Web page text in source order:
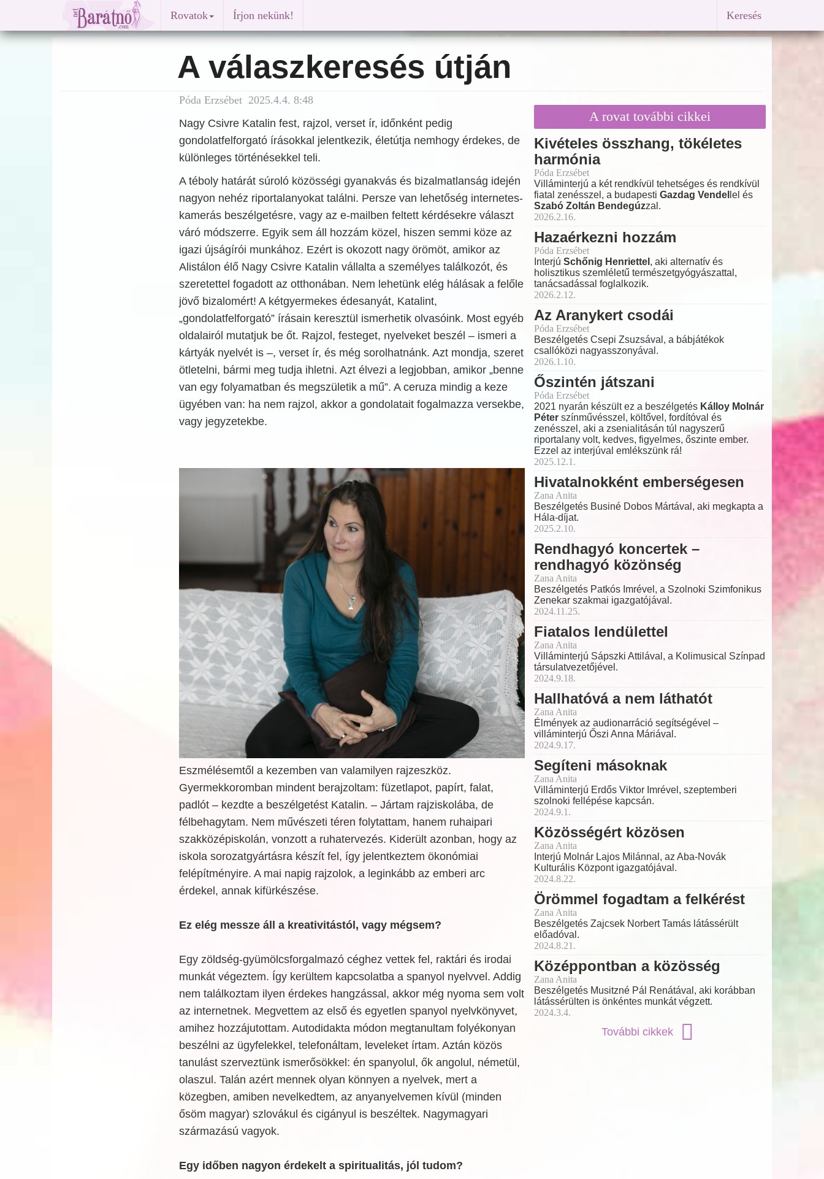
Rovatok Írjon nekünk! Keresés
A válaszkeresés útján
Póda Erzsébet 2025.4.4. 8:48
Nagy Csivre Katalin fest, rajzol, verset ír, időnként pedig
gondolatfelforgató írásokkal jelentkezik, életútja nemhogy érdekes, de
különleges történésekkel teli.
A téboly határát súroló közösségi gyanakvás és bizalmatlanság idején
nagyon nehéz riportalanyokat találni. Persze van lehetőség internetes-
kamerás beszélgetésre, vagy az e-mailben feltett kérdésekre választ
váró módszerre. Egyik sem áll hozzám közel, hiszen semmi köze az
igazi újságírói munkához. Ezért is okozott nagy örömöt, amikor az
Alistálon élő Nagy Csivre Katalin vállalta a személyes találkozót, és
szeretettel fogadott az otthonában. Nem lehetünk elég hálásak a felőle
jövő bizalomért! A kétgyermekes édesanyát, Katalint,
„gondolatfelforgató” írásain keresztül ismerhetik olvasóink. Most egyéb
oldalairól mutatjuk be őt. Rajzol, festeget, nyelveket beszél – ismeri a
kártyák nyelvét is –, verset ír, és még sorolhatnánk. Azt mondja, szeret
ötletelni, bármi meg tudja ihletni. Azt élvezi a legjobban, amikor „benne
van egy folyamatban és megszületik a mű”. A ceruza mindig a keze
ügyében van: ha nem rajzol, akkor a gondolatait fogalmazza versekbe,
vagy jegyzetekbe.
Eszmélésemtől a kezemben van valamilyen rajzeszköz.
Gyermekkoromban mindent berajzoltam: füzetlapot, papírt, falat,
padlót – kezdte a beszélgetést Katalin. – Jártam rajziskolába, de
félbehagytam. Nem művészeti téren folytattam, hanem ruhaipari
szakközépiskolán, vonzott a ruhatervezés. Kiderült azonban, hogy az
iskola sorozatgyártásra készít fel, így jelentkeztem ökonómiai
felépítményire. A mai napig rajzolok, a leginkább az emberi arc
érdekel, annak kifürkészése.
Ez elég messze áll a kreativitástól, vagy mégsem?
Egy zöldség-gyümölcsforgalmazó céghez vettek fel, raktári és irodai
munkát végeztem. Így kerültem kapcsolatba a spanyol nyelvvel. Addig
nem találkoztam ilyen érdekes hangzással, akkor még nyoma sem volt
az internetnek. Megvettem az első és egyetlen spanyol nyelvkönyvet,
amihez hozzájutottam. Autodidakta módon megtanultam folyékonyan
beszélni az ügyfelekkel, telefonáltam, leveleket írtam. Aztán közös
tanulást szerveztünk ismerősökkel: én spanyolul, ők angolul, németül,
olaszul. Talán azért mennek olyan könnyen a nyelvek, mert a
közegben, amiben nevelkedtem, az anyanyelvemen kívül (minden
ősöm magyar) szlovákul és cigányul is beszéltek. Nagymagyari
származású vagyok.
Egy időben nagyon érdekelt a spiritualitás, jól tudom?
A rovat további cikkei
Kivételes összhang, tökéletes
harmónia
Póda Erzsébet
Villáminterjú a két rendkívül tehetséges és rendkívül
fiatal zenésszel, a budapesti Gazdag Vendel lel és
Szabó Zoltán Bendegúzzal.
2026.2.16.
Hazaérkezni hozzám
Póda Erzsébet
Interjú Schőnig Henriettel , aki alternatív és
holisztikus szemléletű természetgyógyászattal,
tanácsadással foglalkozik.
2026.2.12.
Az Aranykert csodái
Póda Erzsébet
Beszélgetés Csepi Zsuzsával, a bábjátékok
csallóközi nagyasszonyával.
2026.1.10.
Őszintén játszani
Póda Erzsébet
2021 nyarán készült ez a beszélgetés Kálloy Molnár
Péter színművésszel, költővel, fordítóval és
zenésszel, aki a zsenialitásán túl nagyszerű
riportalany volt, kedves, figyelmes, őszinte ember.
Ezzel az interjúval emlékszünk rá!
2025.12.1.
Hivatalnokként emberségesen
Zana Anita
Beszélgetés Businé Dobos Mártával, aki megkapta a
Hála-díjat.
2025.2.10.
Rendhagyó koncertek –
rendhagyó közönség
Zana Anita
Beszélgetés Patkós Imrével, a Szolnoki Szimfonikus
Zenekar szakmai igazgatójával.
2024.11.25.
Fiatalos lendülettel
Zana Anita
Villáminterjú Sápszki Attilával, a Kolimusical Színpad
társulatvezetőjével.
2024.9.18.
Hallhatóvá a nem láthatót
Zana Anita
Élmények az audionarráció segítségével –
villáminterjú Őszi Anna Máriával.
2024.9.17.
Segíteni másoknak
Zana Anita
Villáminterjú Erdős Viktor Imrével, szeptemberi
szolnoki fellépése kapcsán.
2024.9.1.
Közösségért közösen
Zana Anita
Interjú Molnár Lajos Milánnal, az Aba-Novák
Kulturális Központ igazgatójával.
2024.8.22.
Örömmel fogadtam a felkérést
Zana Anita
Beszélgetés Zajcsek Norbert Tamás látássérült
előadóval.
2024.8.21.
Középpontban a közösség
Zana Anita
Beszélgetés Musitzné Pál Renátával, aki korábban
látássérülten is önkéntes munkát végzett.
2024.3.4.
További cikkek